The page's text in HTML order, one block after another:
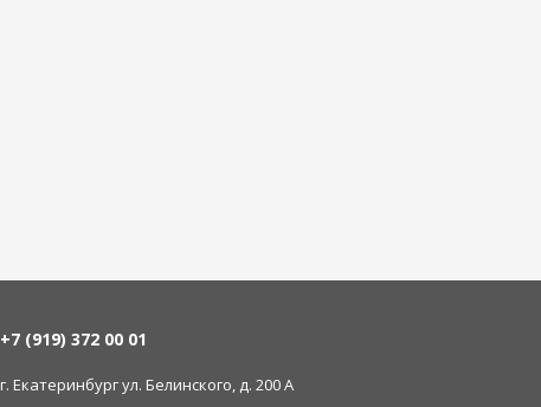
+7 (919) 372 00 01
г. Екатеринбург ул. Белинского, д. 200 А